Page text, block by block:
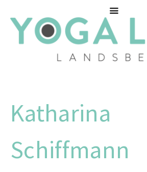
Katharina
Schiffmann